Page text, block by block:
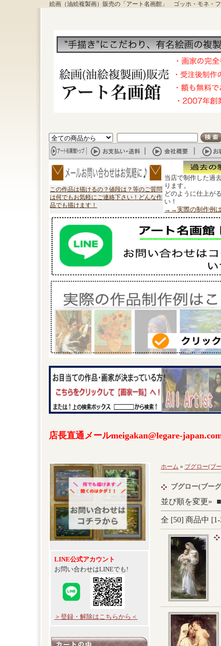
絵画（油絵複製画）販売の「アート名画館」 ゴッホ・モネ・
この作品は描けるの？値段は？等のご質問
は何でもお気軽にご連絡下さい！どんな作
品でも描けます！
当店で制作した過
ります。
どのように仕上が
い！
→→実際の制作例
店長直通メールmeigakan@legare-
LINE公式アカウント
お問い合わせはLINEでも!
＞登録・解除はこちらから＜
ホーム » ブグロー(ブ
ブグロー(ブー
並び順を変更» ■
全 [50] 商品中 [1-